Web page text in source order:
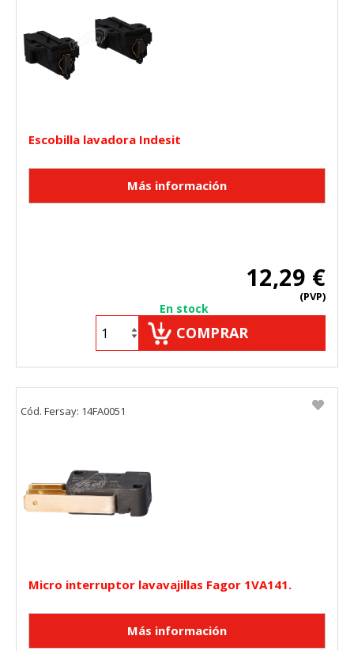
Escobilla lavadora Indesit
12,29 €
(PVP)
En stock
COMPRAR
Micro interruptor lavavajillas Fagor 1VA141.
Cód. Fersay: 14FA0051
_utma,_utmb,_utmc,_utmz,_utmt,_utmz,_atuvc,_atuvs, _ga,
_gid, _evPromtCookies
intereses y mostrarle anuncios relevantes en otros sitios.
que se basan en la identificación única de su navegador y
dispositivo de Internet.
Cookies Utilizadas:
Puedes volver a configurar tus cookies desde la sección
"Configuración de cookies" al pie de la página. También puedes